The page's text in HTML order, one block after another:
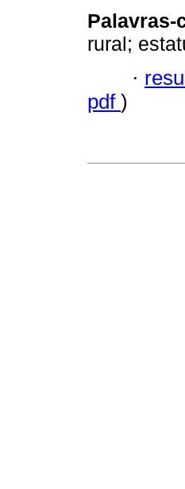
Palavras-
rural;
·
pdf )